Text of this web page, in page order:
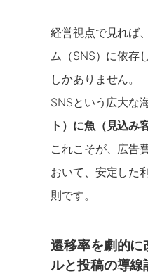
経営視点で見れば
ム（SNS）に依存
しかありません。
SNSという広大な
ト）に魚（見込み
これこそが、広告
おいて、安定した
則です。
遷移率を劇的に
ルと投稿の導線